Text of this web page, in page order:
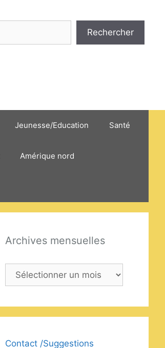
Rechercher
Jeunesse/Education Santé
Amérique nord
Archives mensuelles
Archives
Contact /Suggestions